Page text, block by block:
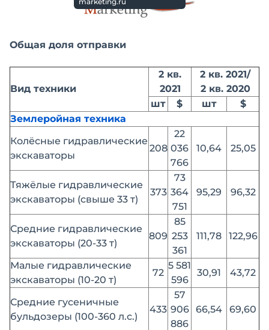
Общая доля отправки
Вид техники
2 кв.
2021
2 кв. 2021/
2 кв. 2020
шт
$ шт
$
Землеройная техника
Колёсные гидравлические
экскаваторы
208
22
036
766
10,64 25,05
Тяжёлые гидравлические
экскаваторы (свыше 33 т)
373
73
364
751
95,29 96,32
Средние гидравлические
экскаваторы (20-33 т)
809
85
253
361
111,78 122,96
Малые гидравлические
экскаваторы (10-20 т)
72
5 581
596
30,91 43,72
Средние гусеничные
бульдозеры (100-360 л.с.)
433
57
906
886
66,54 69,60